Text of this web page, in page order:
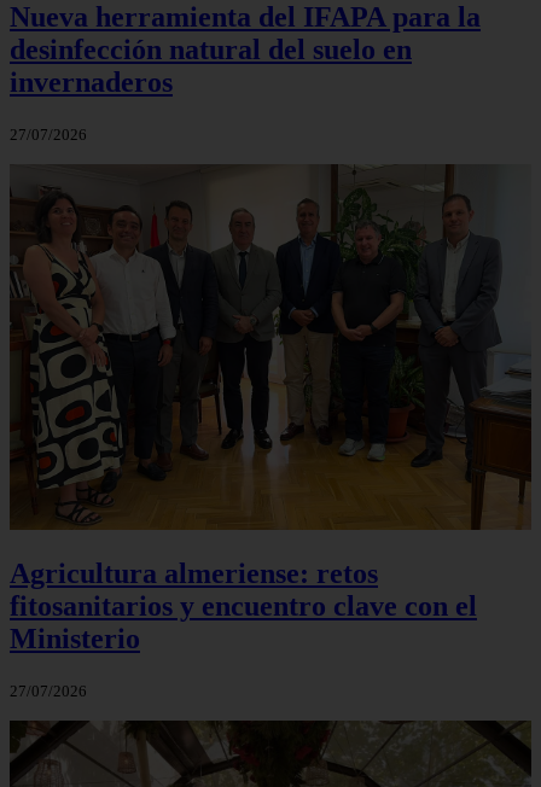
Nueva herramienta del IFAPA para la
desinfección natural del suelo en
invernaderos
27/07/2026
Agricultura almeriense: retos
fitosanitarios y encuentro clave con el
Ministerio
27/07/2026